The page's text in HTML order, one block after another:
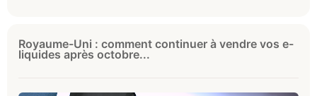
Royaume-Uni : comment continuer à vendre vos e-
liquides après octobre...